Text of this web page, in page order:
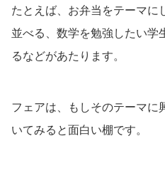
たとえば、お弁当をテーマに
並べる、数学を勉強したい学
るなどがあたります。
フェアは、もしそのテーマに
いてみると面白い棚です。